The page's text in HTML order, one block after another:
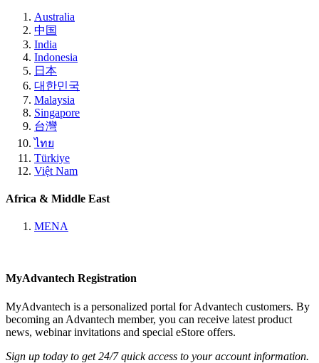
Australia
中国
India
Indonesia
日本
대한민국
Malaysia
Singapore
台灣
ไทย
Türkiye
Việt Nam
Africa & Middle East
MENA
MyAdvantech Registration
MyAdvantech is a personalized portal for Advantech customers. By
becoming an Advantech member, you can receive latest product
news, webinar invitations and special eStore offers.
Sign up today to get 24/7 quick access to your account information.